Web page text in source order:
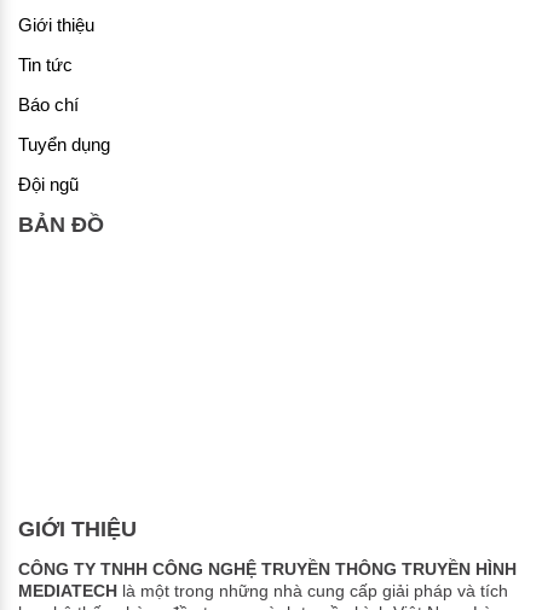
Giới thiệu
Tin tức
Báo chí
Tuyển dụng
Đội ngũ
BẢN ĐỒ
GIỚI THIỆU
CÔNG TY TNHH CÔNG NGHỆ TRUYỀN THÔNG TRUYỀN HÌNH
MEDIATECH là một trong những nhà cung cấp giải pháp và tích